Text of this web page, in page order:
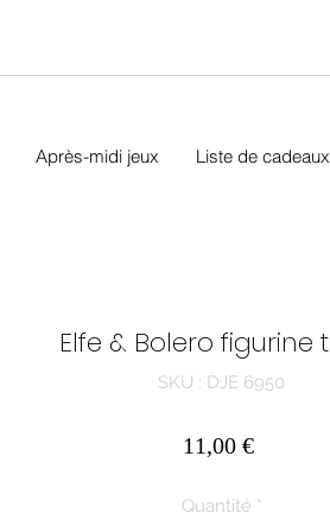
Après-midi jeux Liste de cadeaux
Elfe & Bolero figurine
SKU : DJE 6950
11,00 €Prix
Quantité *